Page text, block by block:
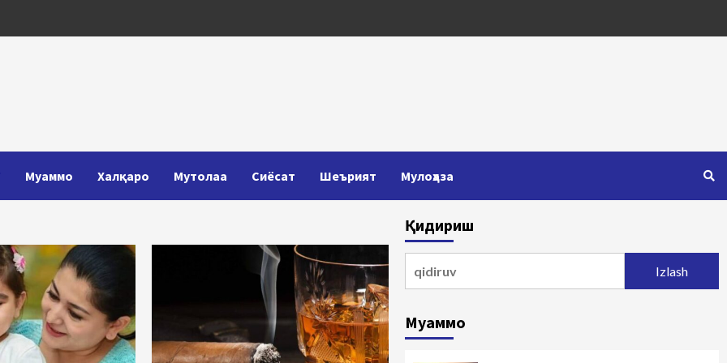
Муаммо Халқаро Мутолаа Сиёсат Шеърият Мулоҳаза
Қидириш
Муаммо